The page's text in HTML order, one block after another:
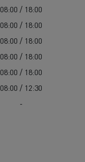
08:00 / 18:00
08:00 / 18:00
08:00 / 18:00
08:00 / 18:00
08:00 / 18:00
08:00 / 12:30
-